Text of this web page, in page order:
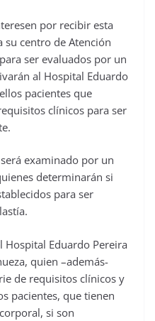
por recibir esta
su centro de Atención
ser evaluados por un
al Hospital Eduardo
pacientes que
clínicos para ser
examinado por un
determinarán si
para ser
Hospital Eduardo Pereira
quien –además-
de requisitos clínicos y
pacientes, que tienen
si son